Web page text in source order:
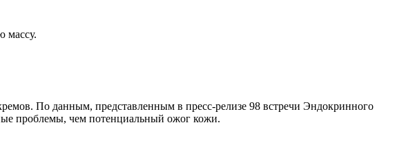
массу.
По данным, представленным в пресс-релизе 98 встречи Эндокринного
проблемы, чем потенциальный ожог кожи.